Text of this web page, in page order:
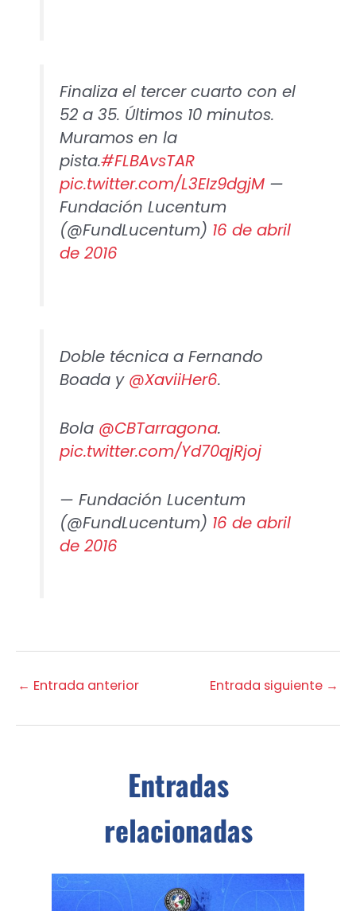
Finaliza el tercer cuarto con el
52 a 35. Últimos 10 minutos.
Muramos en la
pista.#FLBAvsTAR
pic.twitter.com/L3EIz9dgjM—
Fundación Lucentum
(@FundLucentum) 16 de abril
de 2016
Doble técnica a Fernando
Boada y @XaviiHer6.
Bola @CBTarragona.
pic.twitter.com/Yd70qjRjoj
— Fundación Lucentum
(@FundLucentum) 16 de abril
de 2016
← Entrada anterior Entrada siguiente →
Entradas
relacionadas